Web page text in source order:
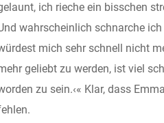
ich rieche ein bisschen
wahrscheinlich schnarche
mich sehr schnell nicht
geliebt zu werden, ist viel
zu sein.‹« Klar, dass